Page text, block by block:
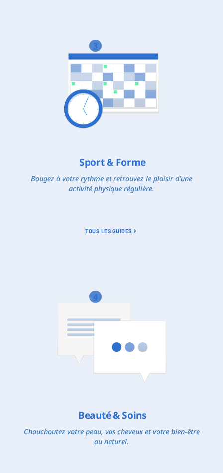
3
Sport & Forme
Bougez à votre rythme et retrouvez le plaisir d’une
activité physique régulière.
TOUS LES GUIDES
4
Beauté & Soins
Chouchoutez votre peau, vos cheveux et votre bien-être
au naturel.